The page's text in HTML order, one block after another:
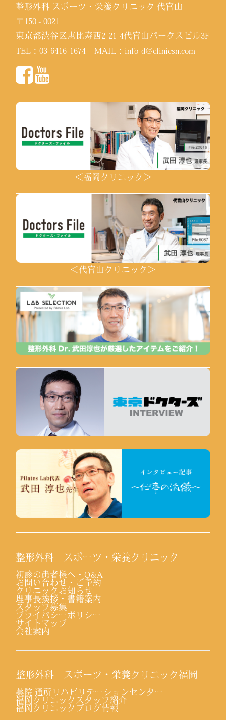
整形外科 スポーツ・栄養クリニック 代官山
〒150 - 0021
東京都渋谷区恵比寿西2-21-4代官山パークスビル3F
TEL：03-6416-1674 MAIL：info-d@clinicsn.com
＜福岡クリニック＞
＜代官山クリニック＞
整形外科 スポーツ・栄養クリニック
初診の患者様へ・Q&A
お問い合わせ・ご予約
クリニックお知らせ
理事長挨拶・書籍案内
スタッフ募集
プライバシーポリシー
サイトマップ
会社案内
整形外科 スポーツ・栄養クリニック福岡
薬院 通所リハビリテーションセンター
福岡クリニックスタッフ紹介
福岡クリニックブログ情報